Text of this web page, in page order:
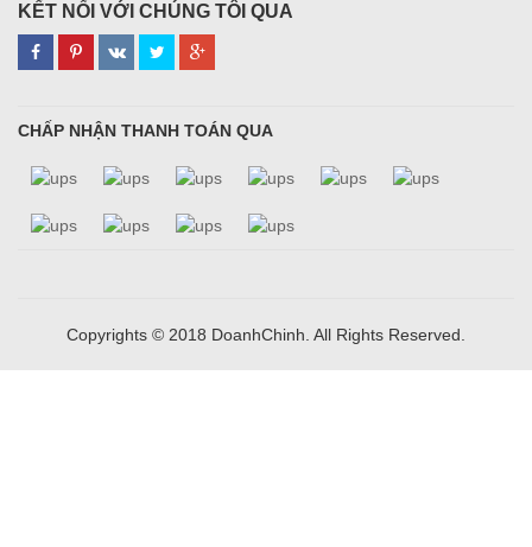
KẾT NỐI VỚI CHÚNG TÔI QUA
CHẤP NHẬN THANH TOÁN QUA
Copyrights © 2018 DoanhChinh. All Rights Reserved.